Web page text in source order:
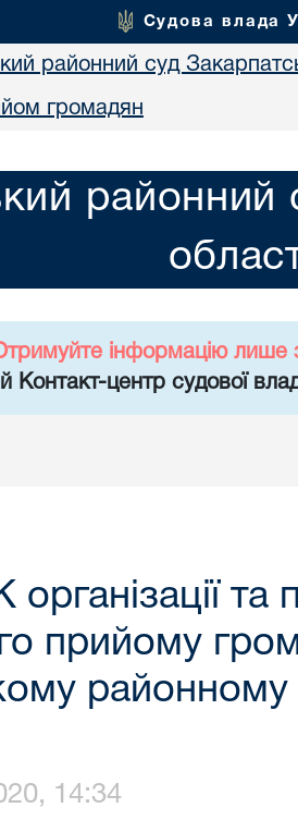
Судова влада
районний суд
громадян
районний
інформацію лише
Контакт-центр судової
та
прийому
районному
14:34